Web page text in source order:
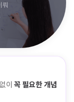
뤄
이꼭 필요한 개념